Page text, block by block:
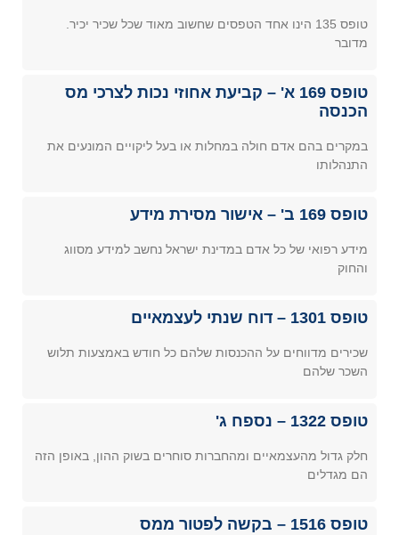
טופס 135 הינו אחד הטפסים שחשוב מאוד שכל שכיר יכיר.
מדובר
טופס 169 א' – קביעת אחוזי נכות לצרכי מס
הכנסה
במקרים בהם אדם חולה במחלות או בעל ליקויים המונעים את
התנהלותו
טופס 169 ב' – אישור מסירת מידע
מידע רפואי של כל אדם במדינת ישראל נחשב למידע מסווג
והחוק
טופס 1301 – דוח שנתי לעצמאיים
שכירים מדווחים על ההכנסות שלהם כל חודש באמצעות תלוש
השכר שלהם
טופס 1322 – נספח ג'
חלק גדול מהעצמאיים ומהחברות סוחרים בשוק ההון, באופן הזה
הם מגדלים
טופס 1516 – בקשה לפטור ממס